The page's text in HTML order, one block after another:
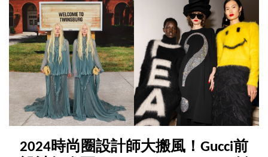
2024時尚圈設計師大搬風！Gucci前